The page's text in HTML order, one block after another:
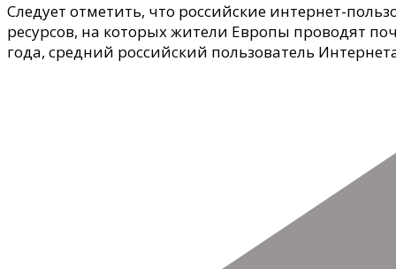
Следует отметить, что российские интернет-
ресурсов, на которых жители Европы проводят
года, средний российский пользователь